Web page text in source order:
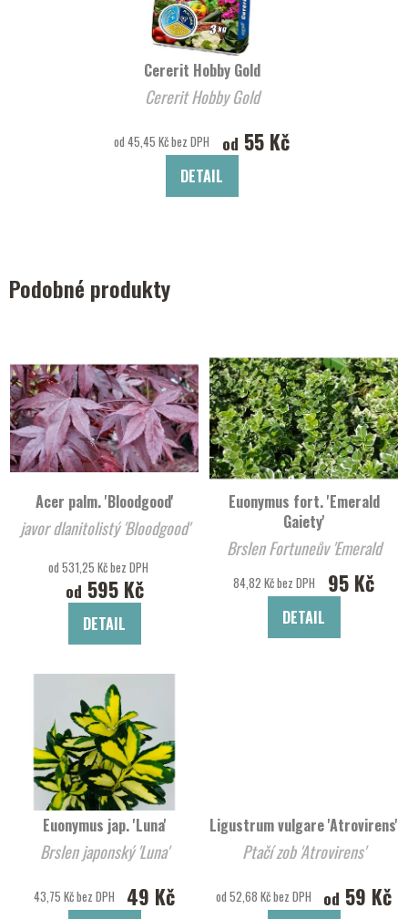
Cererit Hobby Gold
Cererit Hobby Gold
od 45,45 Kč bez DPH od 55 Kč
DETAIL
Podobné produkty
Acer palm. 'Bloodgood'
javor dlanitolistý 'Bloodgood'
od 531,25 Kč bez DPH
od 595 Kč
DETAIL
Euonymus fort. 'Emerald
Gaiety'
Brslen Fortuneův 'Emerald
84,82 Kč bez DPH 95 Kč
DETAIL
Euonymus jap. 'Luna'
Brslen japonský 'Luna'
43,75 Kč bez DPH 49 Kč
Ligustrum vulgare 'Atrovirens'
Ptačí zob 'Atrovirens'
od 52,68 Kč bez DPH od 59 Kč